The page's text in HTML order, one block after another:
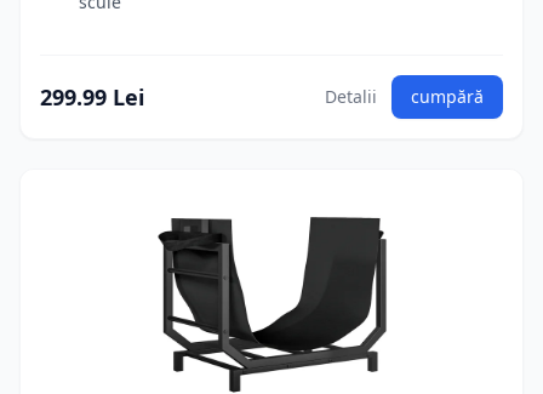
299.99 Lei Detalii cumpără